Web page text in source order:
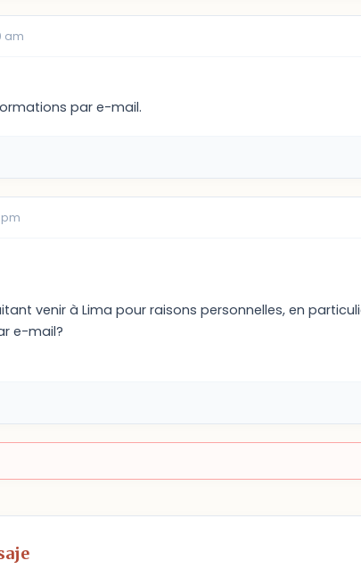
am
par e-mail.
venir à Lima pour raisons personnelles, en
e-mail?